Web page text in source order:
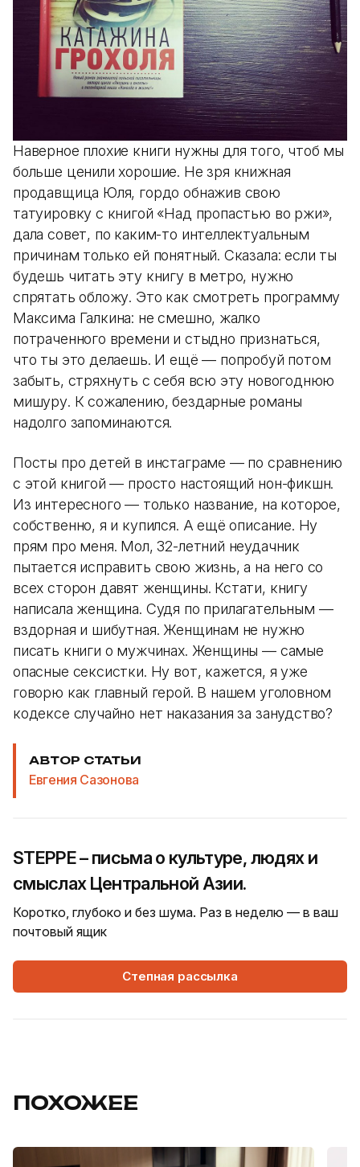
Наверное плохие книги нужны для того, чтоб мы
больше ценили хорошие. Не зря книжная
продавщица Юля, гордо обнажив свою
татуировку с книгой «Над пропастью во ржи»,
дала совет, по каким-то интеллектуальным
причинам только ей понятный. Сказала: если ты
будешь читать эту книгу в метро, нужно
спрятать обложу. Это как смотреть программу
Максима Галкина: не смешно, жалко
потраченного времени и стыдно признаться,
что ты это делаешь. И ещё — попробуй потом
забыть, стряхнуть с себя всю эту новогоднюю
мишуру. К сожалению, бездарные романы
надолго запоминаются.
Посты про детей в инстаграме — по сравнению
с этой книгой — просто настоящий нон-фикшн.
Из интересного — только название, на которое,
собственно, я и купился. А ещё описание. Ну
прям про меня. Мол, 32-летний неудачник
пытается исправить свою жизнь, а на него со
всех сторон давят женщины. Кстати, книгу
написала женщина. Судя по прилагательным —
вздорная и шибутная. Женщинам не нужно
писать книги о мужчинах. Женщины — самые
опасные сексистки. Ну вот, кажется, я уже
говорю как главный герой. В нашем уголовном
кодексе случайно нет наказания за занудство?
АВТОР СТАТЬИ
Евгения Сазонова
STEPPE – письма о культуре, людях и
смыслах Центральной Азии.
Коротко, глубоко и без шума. Раз в неделю — в ваш
почтовый ящик
Степная рассылка
ПОХОЖЕЕ